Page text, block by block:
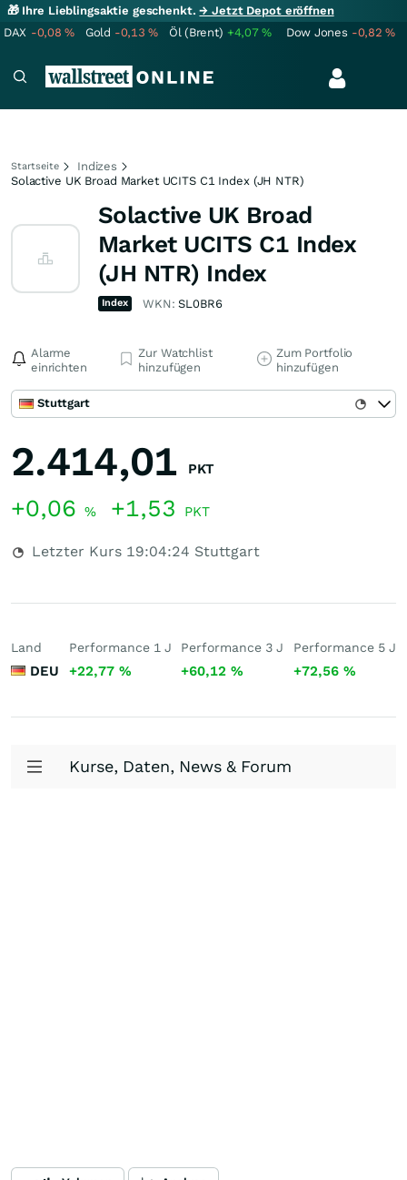
🎁 Ihre Lieblingsaktie geschenkt.→ Jetzt Depot eröffnen
DAX -0,08% Gold -0,13% Öl (Brent) +4,07% Dow Jones -0,82%
Startseite
Indizes
Solactive UK Broad Market UCITS C1 Index (JH NTR)
Solactive UK Broad
Market UCITS C1 Index
(JH NTR) Index
Index WKN:SL0BR6
Alarme
einrichten
Zur Watchlist
hinzufügen
Zum Portfolio
hinzufügen
Stuttgart
2.414,01 PKT
+0,06 % +1,53 PKT
Letzter Kurs 19:04:24 Stuttgart
Land
DEU
Performance 1 J
+22,77 %
Performance 3 J
+60,12%
Performance 5 J
+72,56 %
Kurse, Daten, News & Forum